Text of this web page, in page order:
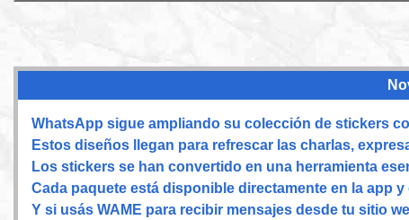
WhatsApp sigue ampliando su colección de stickers
Estos diseños llegan para refrescar las charlas,
Los stickers se han convertido en una herramienta
Cada paquete está disponible directamente en la app
Y si usás WAME para recibir mensajes desde tu sitio